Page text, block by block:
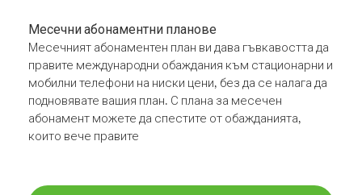
Месечни абонаментни планове
Месечният абонаментен план ви дава гъвкавостта да
правите международни обаждания към стационарни и
мобилни телефони на ниски цени, без да се налага да
подновявате вашия план. С плана за месечен
абонамент можете да спестите от обажданията,
които вече правите